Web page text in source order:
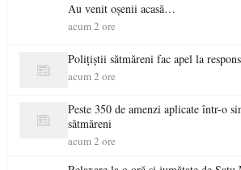
Au venit oșenii acasă…
acum 2 ore
acum 2 ore
Peste 350 de amenzi aplicate într-o
sătmăreni
acum 2 ore